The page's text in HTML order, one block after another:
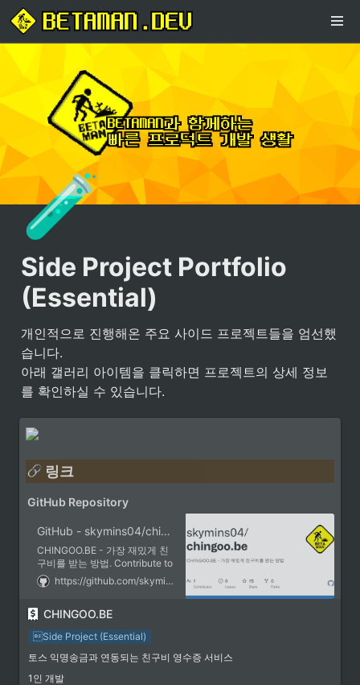
🧪
Side Project Portfolio
(Essential)
개인적으로 진행해온 주요 사이드 프로젝트들을 엄선했
습니다.
아래 갤러리 아이템을 클릭하면 프로젝트의 상세 정보
를 확인하실 수 있습니다.
링크
GitHub Repository
GitHub - skymins04/chingoo.be: CHINGOO.BE - 가장 재밌게 친구비를 받는 방법
CHINGOO.BE - 가장 재밌게 친
구비를 받는 방법. Contribute to
skymins04/chingoo.be
development by creating an
https://github.com/skymins04/chingoo.be
DEMO
친구비 CHINGOO.BE
가장 재밌게 친구비를 받는 방법
CHINGOO.BE
Side Project (Essential)
토스 익명송금과 연동되는 친구비 영수증 서비스
1인 개발